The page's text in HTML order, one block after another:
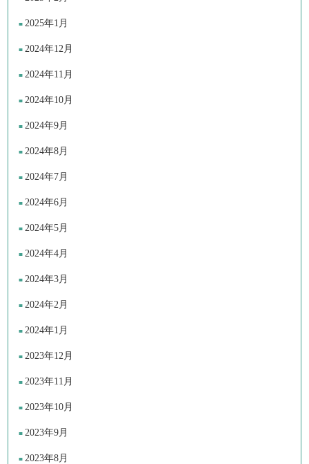
2025年1月
2024年12月
2024年11月
2024年10月
2024年9月
2024年8月
2024年7月
2024年6月
2024年5月
2024年4月
2024年3月
2024年2月
2024年1月
2023年12月
2023年11月
2023年10月
2023年9月
2023年8月